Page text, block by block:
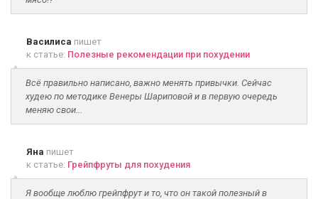
Василиса пишет
к статье: Полезные рекомендации при похудении
Всё правильно написано, важно менять привычки. Сейчас
худею по методике Венеры Шариповой и в первую очередь
меняю свои...
Яна пишет
к статье: Грейпфруты для похудения
Я вообще люблю грейпфрут и то, что он такой полезный в